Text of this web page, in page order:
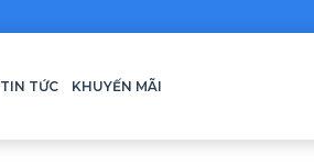
TIN TỨC KHUYẾN MÃI